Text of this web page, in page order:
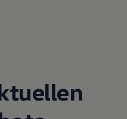
finden
Login und Shop